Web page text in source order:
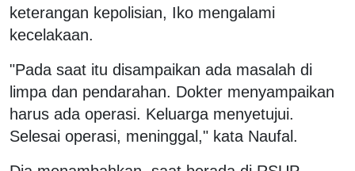
keterangan kepolisian, Iko mengalami
kecelakaan.
"Pada saat itu disampaikan ada masalah di
limpa dan pendarahan. Dokter menyampaikan
harus ada operasi. Keluarga menyetujui.
Selesai operasi, meninggal," kata Naufal.